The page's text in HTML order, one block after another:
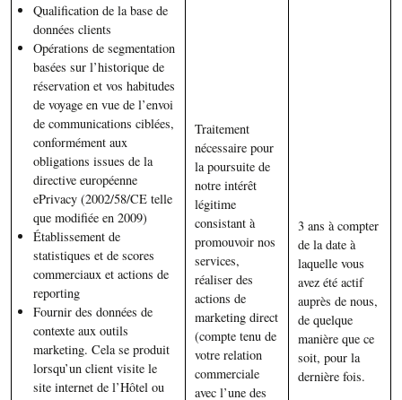
Qualification de la base de
données clients
Opérations de segmentation
basées sur l’historique de
réservation et vos habitudes
de voyage en vue de l’envoi
de communications ciblées,
conformément aux
obligations issues de la
directive européenne
ePrivacy (2002/58/CE telle
que modifiée en 2009)
Établissement de
statistiques et de scores
commerciaux et actions de
reporting
Fournir des données de
contexte aux outils
marketing. Cela se produit
lorsqu’un client visite le
site internet de l’Hôtel ou
Traitement
nécessaire pour
la poursuite de
notre intérêt
légitime
consistant à
promouvoir nos
services,
réaliser des
actions de
marketing direct
(compte tenu de
votre relation
commerciale
avec l’une des
3 ans à compter
de la date à
laquelle vous
avez été actif
auprès de nous,
de quelque
manière que ce
soit, pour la
dernière fois.